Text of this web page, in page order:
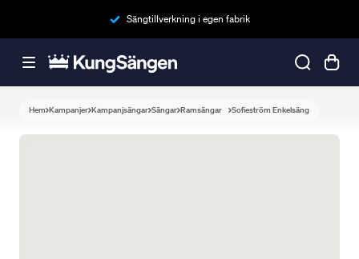
Sängtillverkning i egen fabrik
Hem Kampanjer Kampanjsängar Sängar Ramsängar Sofieström Enkelsäng